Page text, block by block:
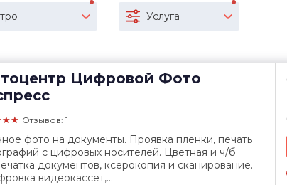
Услуга
Цифровой Фото
Отзывов: 1
фото на документы. Проявка пленки, печать
с цифровых носителей. Цветная и ч/б
документов, ксерокопия и сканирование.
видеокассет,...